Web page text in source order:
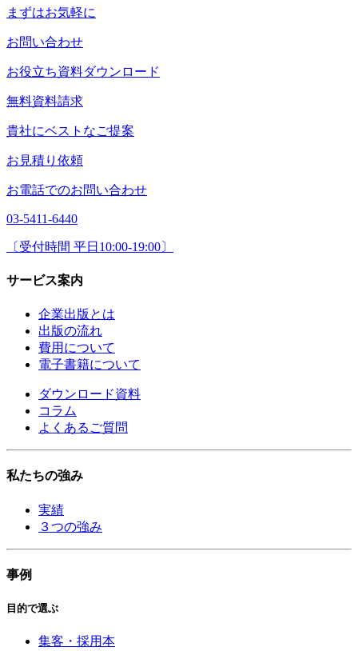
まずはお気軽に
お問い合わせ
お役立ち資料ダウンロード
無料資料請求
貴社にベストなご提案
お見積り依頼
お電話でのお問い合わせ
03-5411-6440
〔受付時間 平日10:00-19:00〕
サービス案内
企業出版とは
出版の流れ
費用について
電子書籍について
ダウンロード資料
コラム
よくあるご質問
私たちの強み
実績
３つの強み
事例
目的で選ぶ
集客・採用本